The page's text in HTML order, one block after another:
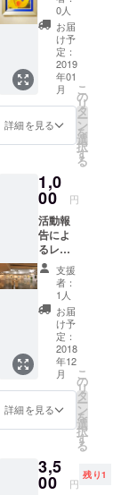
芸術文化セ
Espronceda
、 サンタモ
ニカ美術
館、ロシア
国立現代
NCCA、 な
ど世界各地
のアーティ
ストインレ
ジデンスで
制作発表を
行ってい
る。 主な受
賞歴に
「14th Arte
Prize 「特別
(Arsenal,
ヴェネツィ
m お礼
の言葉
を添え
てお送
りさせ
ていた
だきま
す。 フ
レーム
は付き
ませ
0人
お届
け予
定：
2019
年01
月
詳細を見る
こ
の
リ
タ
ー
ン
を
選
択
す
る
1,0
00 円
活動報
告によ
るレ
ポート
(パトロ
ン限定)
出来る
だけ現
地の空
気が伝
わるよ
う写真
付きで
アップ
致しま
す。
支援
者：
1人
お届
け予
定：
2018
年12
月
詳細を見る
こ
の
リ
タ
ー
ン
を
選
択
す
る
3,5
00 円
残り1